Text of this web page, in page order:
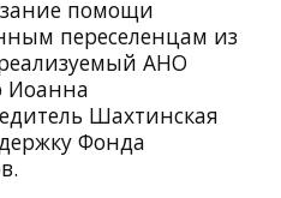
помощи
переселенцам из
АНО
Иоанна
Шахтинская
Фонда